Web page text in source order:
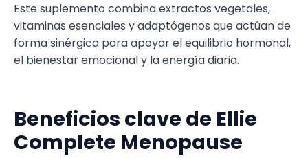
Este suplemento combina extractos vegetales,
vitaminas esenciales y adaptógenos que actúan de
forma sinérgica para apoyar el equilibrio hormonal,
el bienestar emocional y la energía diaria.
Beneficios clave de Ellie
Complete Menopause